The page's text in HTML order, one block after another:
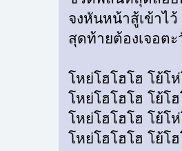
จงหันหน้าสู้เข้าไว้
สุดท้ายต้องเจอตะ
โหย่โฮโฮโฮ โย้โ
โหย่โฮโฮโฮ โย้โ
โหย่โฮโฮโฮ โย้โ
โหย่โฮโฮโฮ โย้โ